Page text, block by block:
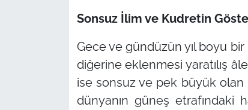
Sonsuz İlim ve Kudretin
Gece ve gündüzün yıl boyu bir
diğerine eklenmesi yaratılış
ise sonsuz ve pek büyük olan
dünyanın güneş